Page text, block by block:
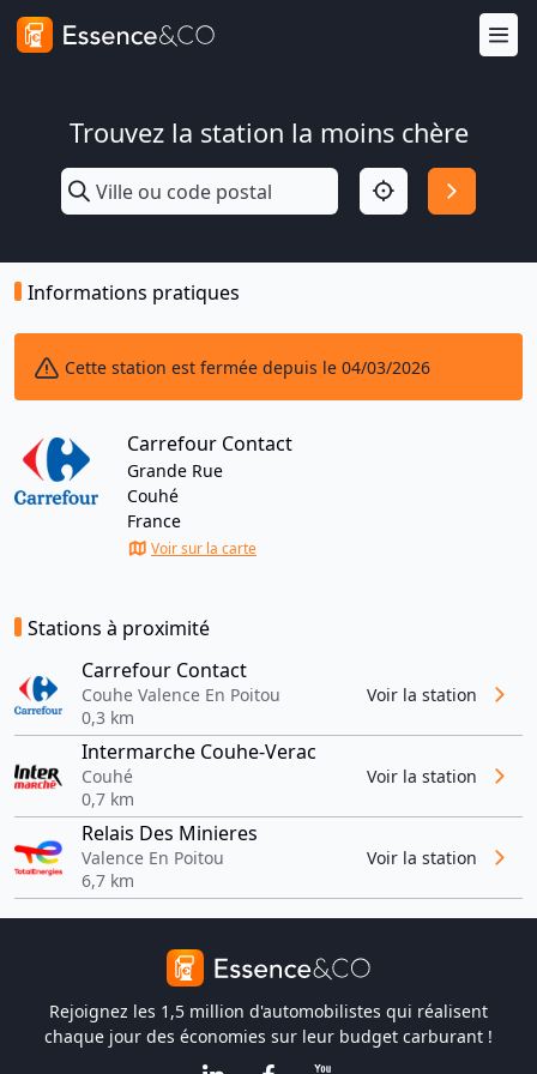
Trouvez la station la moins chère
Informations pratiques
Cette station est fermée depuis le 04/03/2026
Carrefour Contact
Grande Rue
Couhé
France
Voir sur la carte
Stations à proximité
Carrefour Contact
Couhe Valence En Poitou
0,3 km
Voir la station
Intermarche Couhe-Verac
Couhé
0,7 km
Voir la station
Relais Des Minieres
Valence En Poitou
6,7 km
Voir la station
Rejoignez les 1,5 million d'automobilistes qui réalisent
chaque jour des économies sur leur budget carburant !